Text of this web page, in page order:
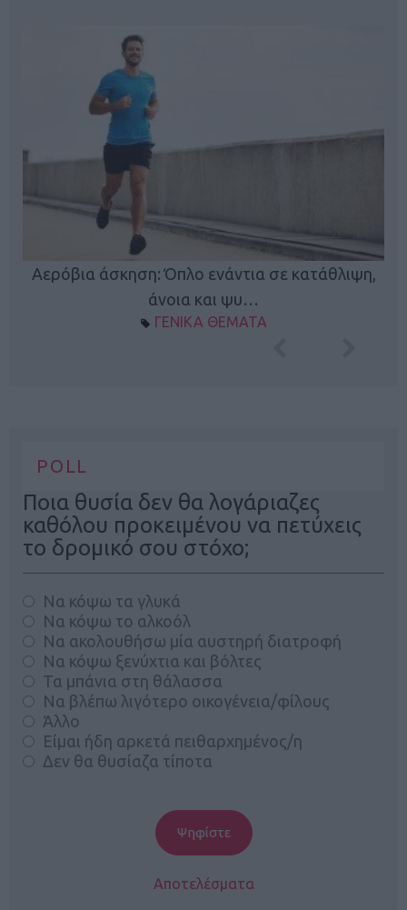
Αερόβια άσκηση: Όπλο ενάντια σε κατάθλιψη,
άνοια και ψυ…
ΓΕΝΙΚΑ ΘΕΜΑΤΑ
POLL
Ποια θυσία δεν θα λογάριαζες
καθόλου προκειμένου να πετύχεις
το δρομικό σου στόχο;
Να κόψω τα γλυκά
Να κόψω το αλκοόλ
Να ακολουθήσω μία αυστηρή διατροφή
Να κόψω ξενύχτια και βόλτες
Τα μπάνια στη θάλασσα
Να βλέπω λιγότερο οικογένεια/φίλους
Άλλο
Είμαι ήδη αρκετά πειθαρχημένος/η
Δεν θα θυσίαζα τίποτα
Αποτελέσματα